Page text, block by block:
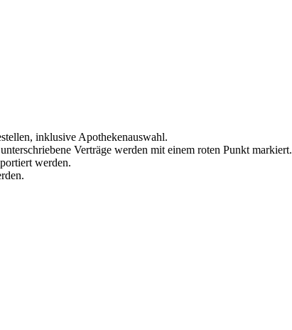
inklusive Apothekenauswahl.
Verträge werden mit einem roten Punkt markiert.
werden.